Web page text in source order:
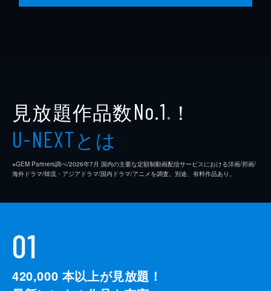
見放題作品数No.1 ※ ！
U-NEXTとは
※GEM Partners調べ/2026年7⽉ 国内の主要な定額制動画配信サービスにおける洋画/邦画/
海外ドラマ/韓流・アジアドラマ/国内ドラマ/アニメを調査。別途、有料作品あり。
01
420,000 本以上が見放題！